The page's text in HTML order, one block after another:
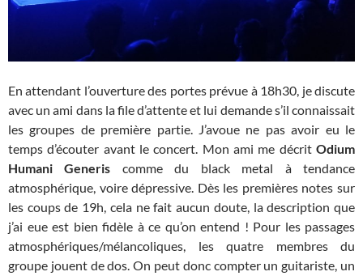
En attendant l’ouverture des portes prévue à 18h30, je discute
avec un ami dans la file d’attente et lui demande s’il connaissait
les groupes de première partie. J’avoue ne pas avoir eu le
temps d’écouter avant le concert. Mon ami me décrit Odium
Humani Generis comme du black metal à tendance
atmosphérique, voire dépressive. Dès les premières notes sur
les coups de 19h, cela ne fait aucun doute, la description que
j’ai eue est bien fidèle à ce qu’on entend ! Pour les passages
atmosphériques/mélancoliques, les quatre membres du
groupe jouent de dos. On peut donc compter un guitariste, un